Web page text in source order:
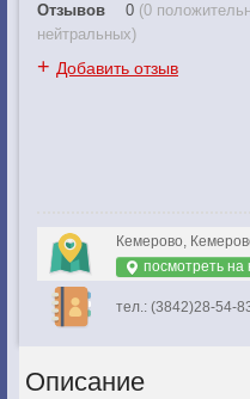
Отзывов
0 (0
нейтральных)
+ Добавить отзыв
Кемерово,
посмотреть на
тел.: (3842)28-54-
Описание